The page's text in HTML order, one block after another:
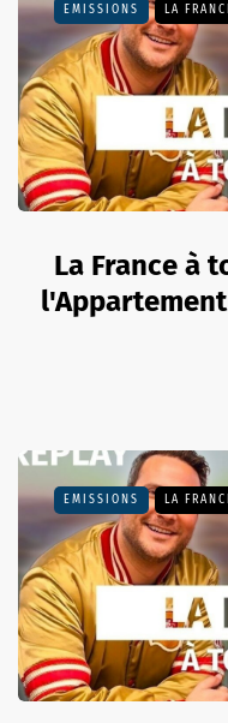
EMISSIONS LA
La France à
l'Appartement
EMISSIONS LA